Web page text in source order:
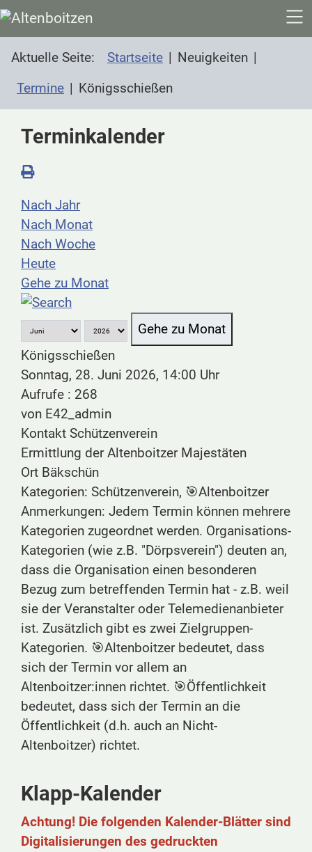
SKIP TO MAIN CONTENT
Aktuelle Seite: Startseite
Neuigkeiten
Termine
Königsschießen
Terminkalender
Nach Jahr
Nach Monat
Nach Woche
Heute
Gehe zu Monat
Gehe zu Monat
Königsschießen
Sonntag, 28. Juni 2026, 14:00 Uhr
Aufrufe : 268
von E42_admin
Kontakt Schützenverein
Ermittlung der Altenboitzer Majestäten
Ort Bäkschün
Kategorien: Schützenverein, 🎯Altenboitzer
Anmerkungen: Jedem Termin können mehrere
Kategorien zugeordnet werden. Organisations-
Kategorien (wie z.B. "Dörpsverein") deuten an,
dass die Organisation einen besonderen
Bezug zum betreffenden Termin hat - z.B. weil
sie der Veranstalter oder Telemedienanbieter
ist. Zusätzlich gibt es zwei Zielgruppen-
Kategorien. 🎯Altenboitzer bedeutet, dass
sich der Termin vor allem an
Altenboitzer:innen richtet. 🎯Öffentlichkeit
bedeutet, dass sich der Termin an die
Öffentlichkeit (d.h. auch an Nicht-
Altenboitzer) richtet.
Klapp-Kalender
Achtung! Die folgenden Kalender-Blätter sind
Digitalisierungen des gedruckten